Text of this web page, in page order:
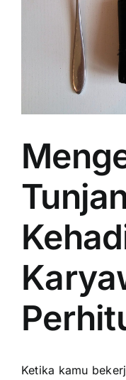
Ketika kamu